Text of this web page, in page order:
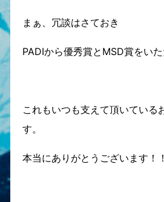
まぁ、冗談はさておき
PADIから優秀賞とMSD賞をいた
これもいつも支えて頂いている
す。
本当にありがとうございます！